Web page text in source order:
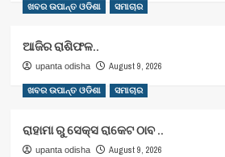
ଖବର ଉପାନ୍ତ ଓଡିଶା ସମାଚାର
ଆଜିର ରାଶିଫଳ..
upanta odisha August 9, 2026
ଖବର ଉପାନ୍ତ ଓଡିଶା ସମାଚାର
ରାହାମା ରୁ ସେକ୍ସ ରାକେଟ ଠାବ ..
upanta odisha August 9, 2026